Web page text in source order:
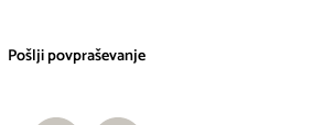
Pošlji povpraševanje